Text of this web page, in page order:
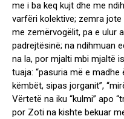
me i ba keq kujt dhe me
varfëri kolektive; zemra jote
me zemërvogëlit, pa e ulur
padrejtësinë; na ndihmuan
na la, por mjalti mbi mjaltë
tuaja: “pasuria më e
këmbët, sipas jorganit”,
Vërtetë na iku “kulmi” apo
por Zoti na kishte bekuar